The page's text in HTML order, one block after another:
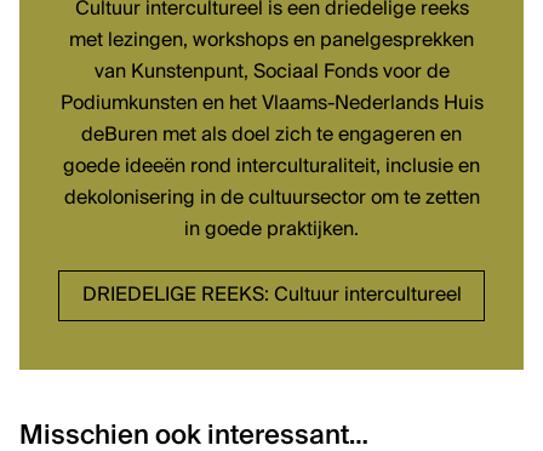
Cultuur intercultureel is een driedelige reeks
met lezingen, workshops en panelgesprekken
van Kunstenpunt, Sociaal Fonds voor de
Podiumkunsten en het Vlaams-Nederlands Huis
deBuren met als doel zich te engageren en
goede ideeën rond interculturaliteit, inclusie en
dekolonisering in de cultuursector om te zetten
in goede praktijken.
DRIEDELIGE REEKS: Cultuur intercultureel
Misschien ook interessant…